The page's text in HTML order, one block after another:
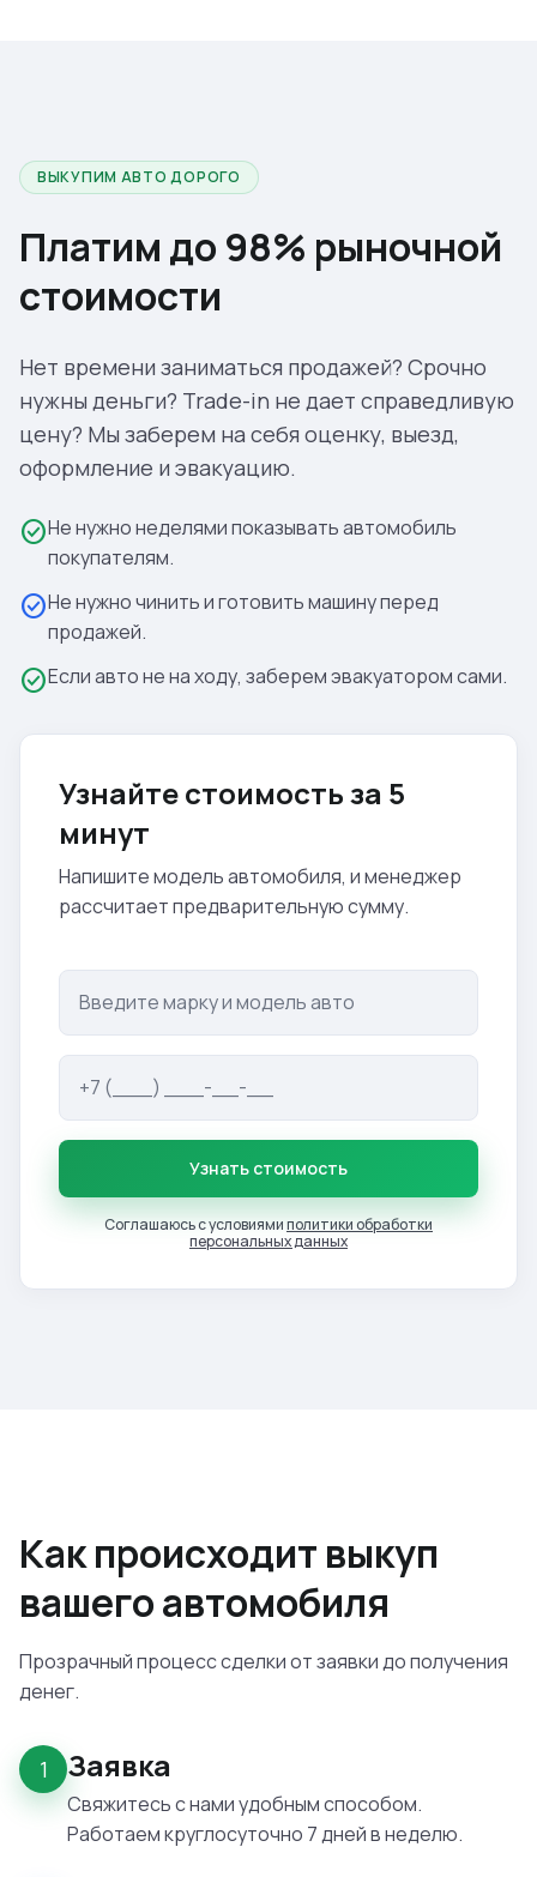
ВЫКУПИМ АВТО ДОРОГО
Платим до 98% рыночной
стоимости
Нет времени заниматься продажей? Срочно
нужны деньги? Trade-in не дает справедливую
цену? Мы заберем на себя оценку, выезд,
оформление и эвакуацию.
check_circleНе нужно неделями показывать автомобиль
покупателям.
check_circleНе нужно чинить и готовить машину перед
продажей.
check_circleЕсли авто не на ходу, заберем эвакуатором сами.
Узнайте стоимость за 5
минут
Напишите модель автомобиля, и менеджер
рассчитает предварительную сумму.
Узнать стоимость
Соглашаюсь с условиямиполитики обработки
персональных данных
Как происходит выкуп
вашего автомобиля
Прозрачный процесс сделки от заявки до получения
денег.
1 Заявка
Свяжитесь с нами удобным способом.
Работаем круглосуточно 7 дней в неделю.